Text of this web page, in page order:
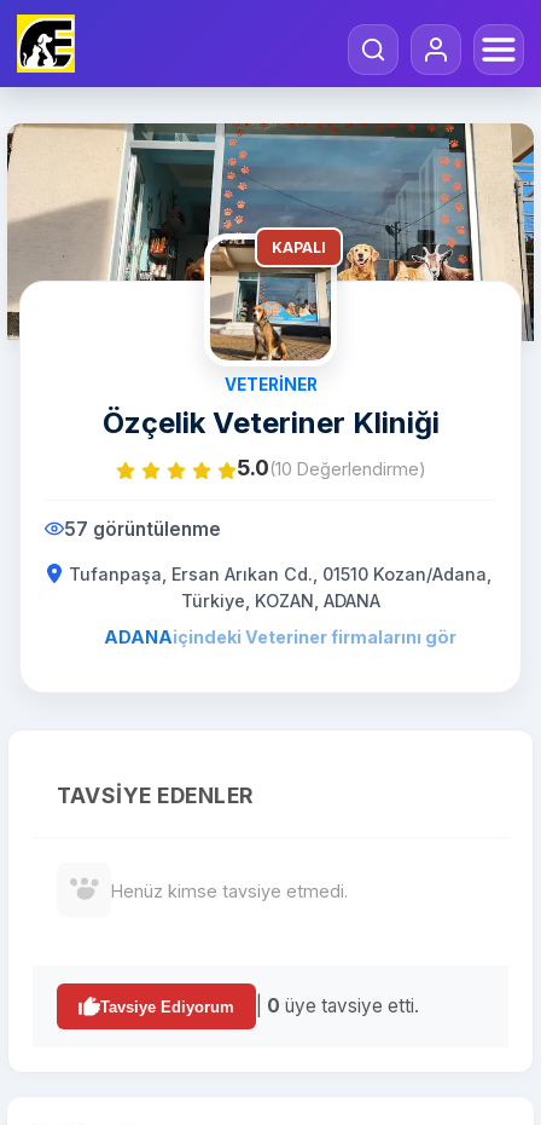
KAPALI
VETERINER
Özçelik Veteriner Kliniği
5.0(10 Değerlendirme)
57 görüntülenme
Tufanpaşa, Ersan Arıkan Cd., 01510 Kozan/Adana,
Türkiye, KOZAN, ADANA
ADANAiçindeki Veteriner firmalarını gör
TAVSIYE EDENLER
Henüz kimse tavsiye etmedi.
Tavsiye Ediyorum 0 üye tavsiye etti.